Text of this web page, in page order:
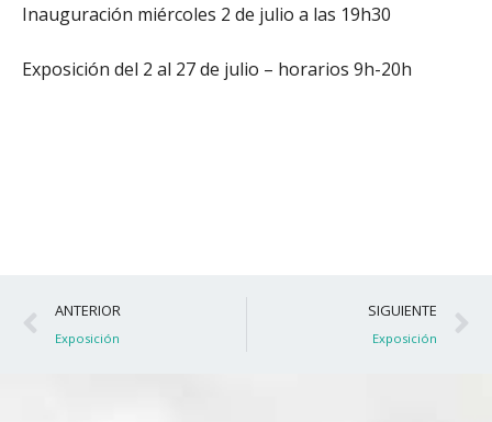
Inauguración miércoles 2 de julio a las 19h30
Exposición del 2 al 27 de julio – horarios 9h-20h
Ant
ANTERIOR
Exposición
SIGUIENTE
Exposición